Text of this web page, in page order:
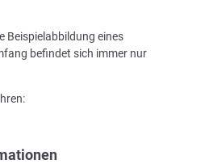
Beispielabbildung eines
befindet sich immer nur